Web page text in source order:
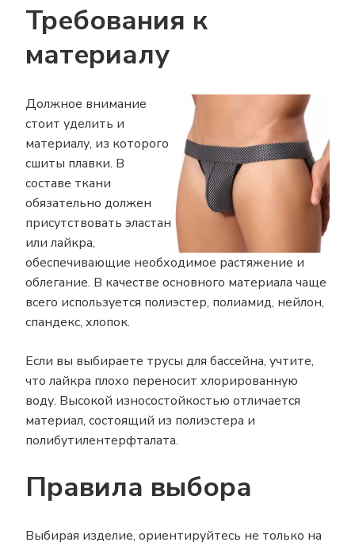
Требования к
материалу
Должное внимание
стоит уделить и
материалу, из которого
сшиты плавки. В
составе ткани
обязательно должен
присутствовать эластан
или лайкра,
обеспечивающие необходимое растяжение и
облегание. В качестве основного материала чаще
всего используется полиэстер, полиамид, нейлон,
спандекс, хлопок.
Если вы выбираете трусы для бассейна, учтите,
что лайкра плохо переносит хлорированную
воду. Высокой износостойкостью отличается
материал, состоящий из полиэстера и
полибутилентерфталата.
Правила выбора
Выбирая изделие, ориентируйтесь не только на